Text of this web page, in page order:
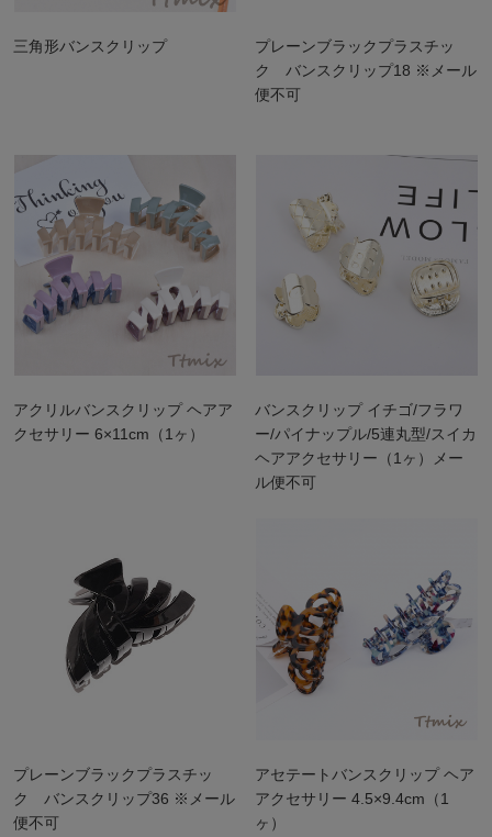
三角形バンスクリップ
プレーンブラックプラスチッ
ク バンスクリップ18 ※メール
便不可
アクリルバンスクリップ ヘアア
クセサリー 6×11cm（1ヶ）
バンスクリップ イチゴ/フラワ
ー/パイナップル/5連丸型/スイカ
ヘアアクセサリー（1ヶ）メー
ル便不可
プレーンブラックプラスチッ
ク バンスクリップ36 ※メール
便不可
アセテートバンスクリップ ヘア
アクセサリー 4.5×9.4cm（1
ヶ）